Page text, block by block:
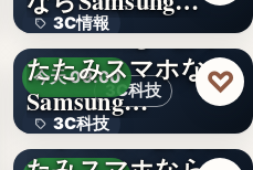
3C情報
文字
3C科技
今天 09:00
3C科技
＜Samsung＞折り
たたみスマホなら
Samsung…
♡
＜ドコモ＞折りた